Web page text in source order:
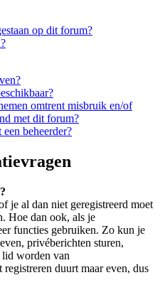
op dit forum?
omtrent misbruik en/of
met dit forum?
beheerder?
je al dan niet geregistreerd moet
Hoe dan ook, als je
functies gebruiken. Zo kun je
privéberichten sturen,
lid worden van
duurt maar even, dus